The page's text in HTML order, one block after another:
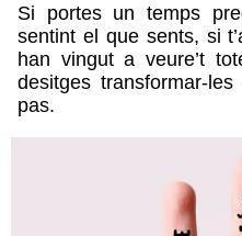
Si portes un temps
sentint el que sents, si
han vingut a veure’t
desitges transformar-
pas.